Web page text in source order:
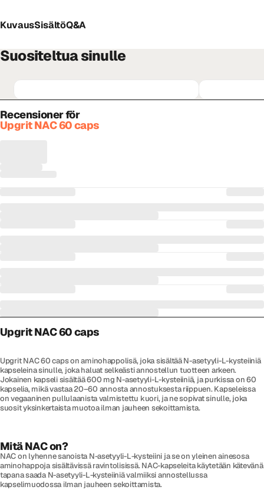
KuvausSisältöQ&A
Suositeltua sinulle
Recensioner för
Upgrit NAC 60 caps
Upgrit NAC 60 caps
Upgrit NAC 60 caps on aminohappolisä, joka sisältää N-asetyyli-L-kysteiiniä
kapseleina sinulle, joka haluat selkeästi annostellun tuotteen arkeen.
Jokainen kapseli sisältää 600 mg N-asetyyli-L-kysteiiniä, ja purkissa on 60
kapselia, mikä vastaa 20–60 annosta annostuksesta riippuen. Kapseleissa
on vegaaninen pullulaanista valmistettu kuori, ja ne sopivat sinulle, joka
suosit yksinkertaista muotoa ilman jauheen sekoittamista.
Mitä NAC on?
NAC on lyhenne sanoista N-asetyyli-L-kysteiini ja se on yleinen ainesosa
aminohappoja sisältävissä ravintolisissä. NAC-kapseleita käytetään kätevänä
tapana saada N-asetyyli-L-kysteiiniä valmiiksi annostellussa
kapselimuodossa ilman jauheen sekoittamista.